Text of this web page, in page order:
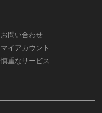
お問い合わせ
マイアカウント
慎重なサービス